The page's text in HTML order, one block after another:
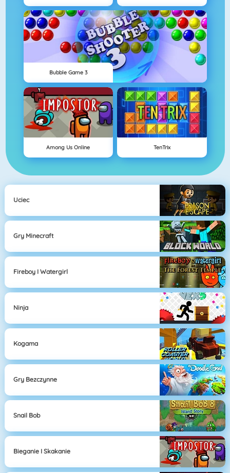
Bubble Game 3
Among Us Online TenTrix
Uciec
Gry Minecraft
Fireboy I Watergirl
Ninja
Kogama
Gry Bezczynne
Snail Bob
Bieganie I Skakanie